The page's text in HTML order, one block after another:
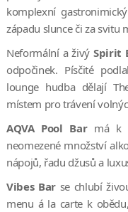
komplexní
západu slunce či za svitu
Neformální a živý Spirit
odpočinek. Písčité
lounge hudba dělají
místem pro trávení
AQVA Pool Bar má k
neomezené množství
nápojů, řadu džusů a
Vibes Bar se chlubí
menu á la carte k